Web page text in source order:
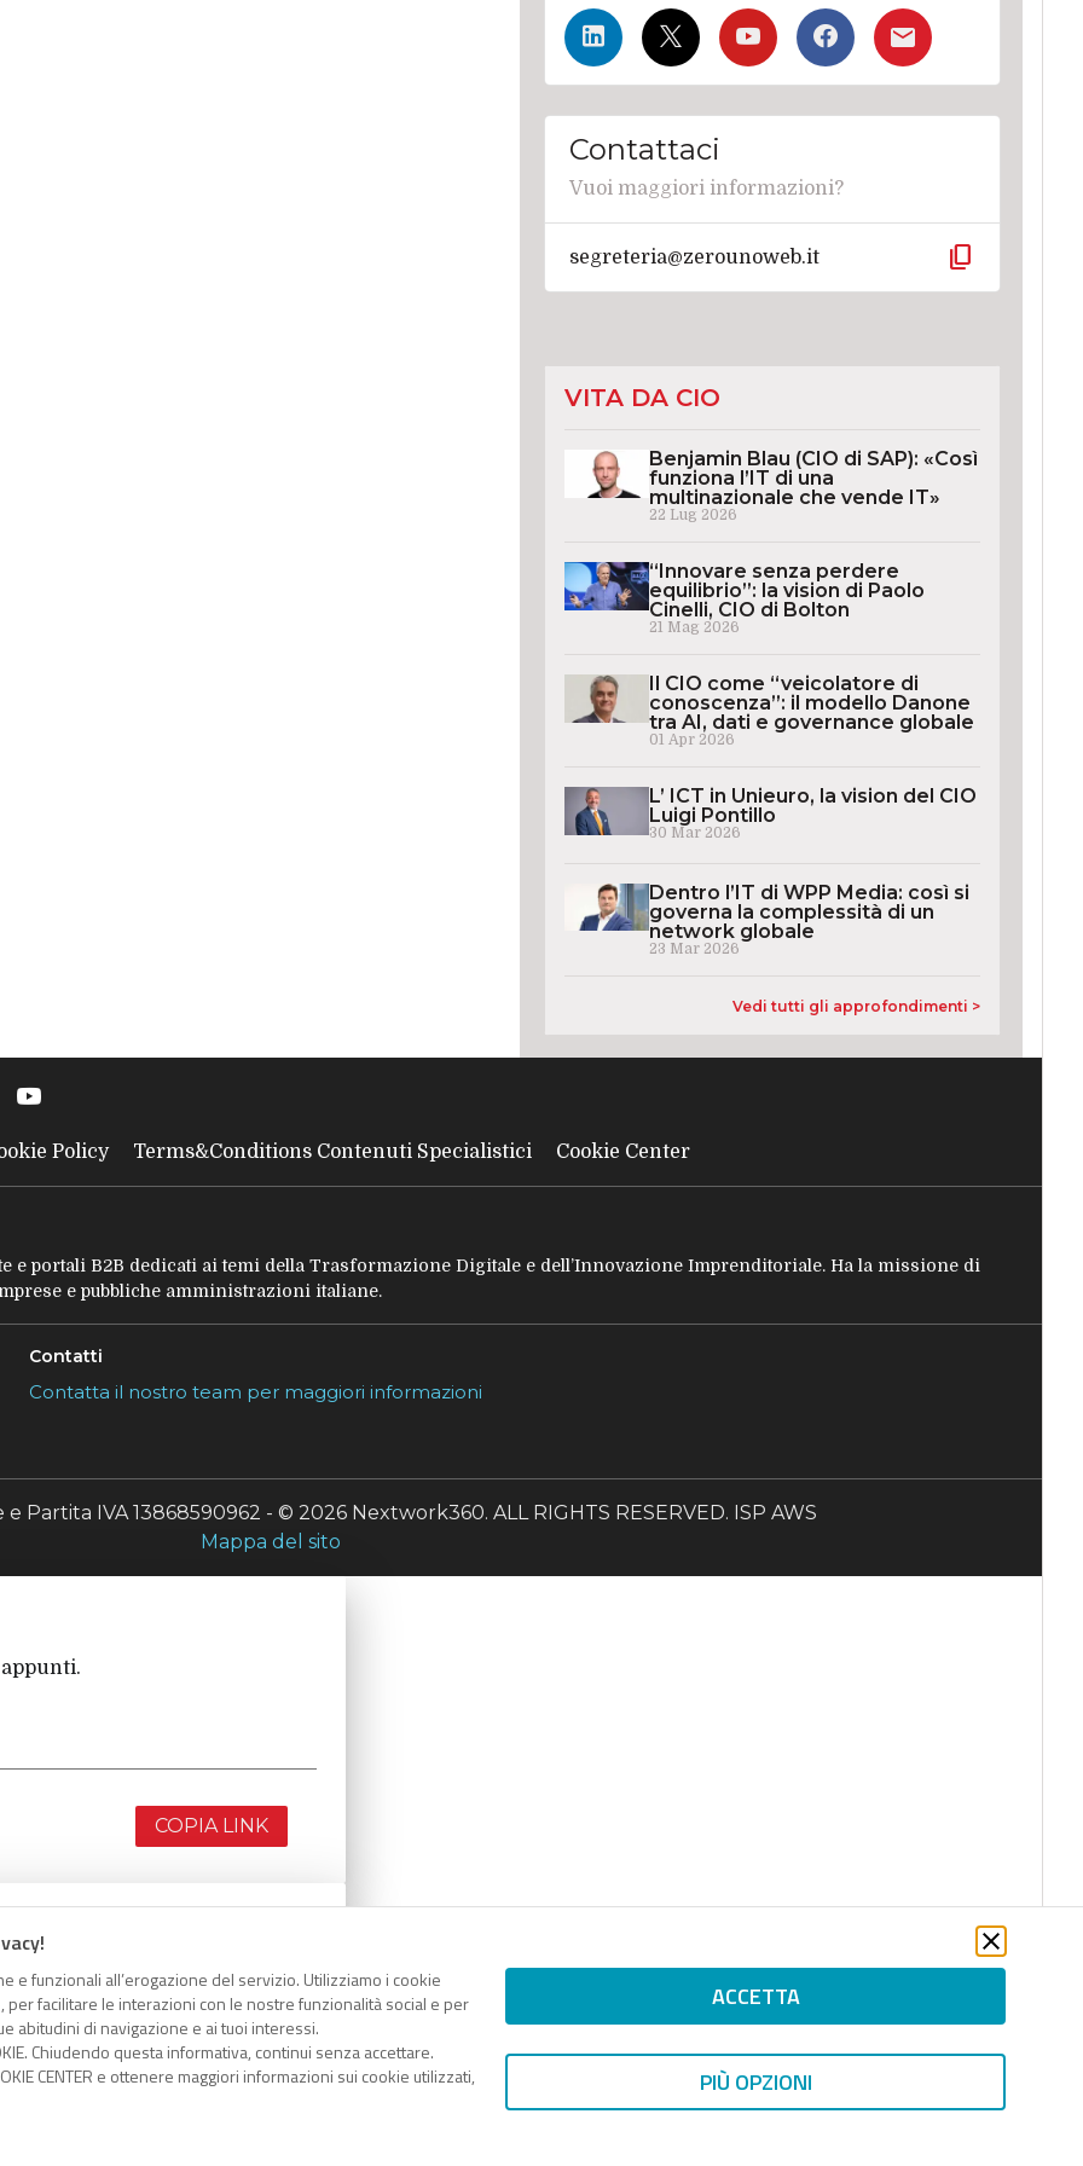
Contattaci
Vuoi maggiori informazioni?
segreteria@zerounoweb.it content_copy
VITA DA CIO
Benjamin Blau (CIO di SAP): «Così
funziona l’IT di una
multinazionale che vende IT»
22 Lug 2026
“Innovare senza perdere
equilibrio”: la vision di Paolo
Cinelli, CIO di Bolton
21 Mag 2026
Il CIO come “veicolatore di
conoscenza”: il modello Danone
tra AI, dati e governance globale
01 Apr 2026
L’ ICT in Unieuro, la vision del CIO
Luigi Pontillo
30 Mar 2026
Dentro l’IT di WPP Media: così si
governa la complessità di un
network globale
23 Mar 2026
Vedi tutti gli approfondimenti >
e funzionali all’erogazione del servizio. Utilizziamo i cookie
facilitare le interazioni con le nostre funzionalità social e per
abitudini di navigazione e ai tuoi interessi.
Chiudendo questa informativa, continui senza accettare.
CENTER e ottenere maggiori informazioni sui cookie utilizzati,
ACCETTA
PIÙ OPZIONI
Policy Terms&Conditions Contenuti Specialistici Cookie Center
e portali B2B dedicati ai temi della Trasformazione Digitale e dell’Innovazione Imprenditoriale. Ha la missione di
e pubbliche amministrazioni italiane.
Contatti
Contatta il nostro team per maggiori informazioni
Partita IVA 13868590962 - © 2026 Nextwork360. ALL RIGHTS RESERVED. ISP AWS
Mappa del sito
COPIA LINK